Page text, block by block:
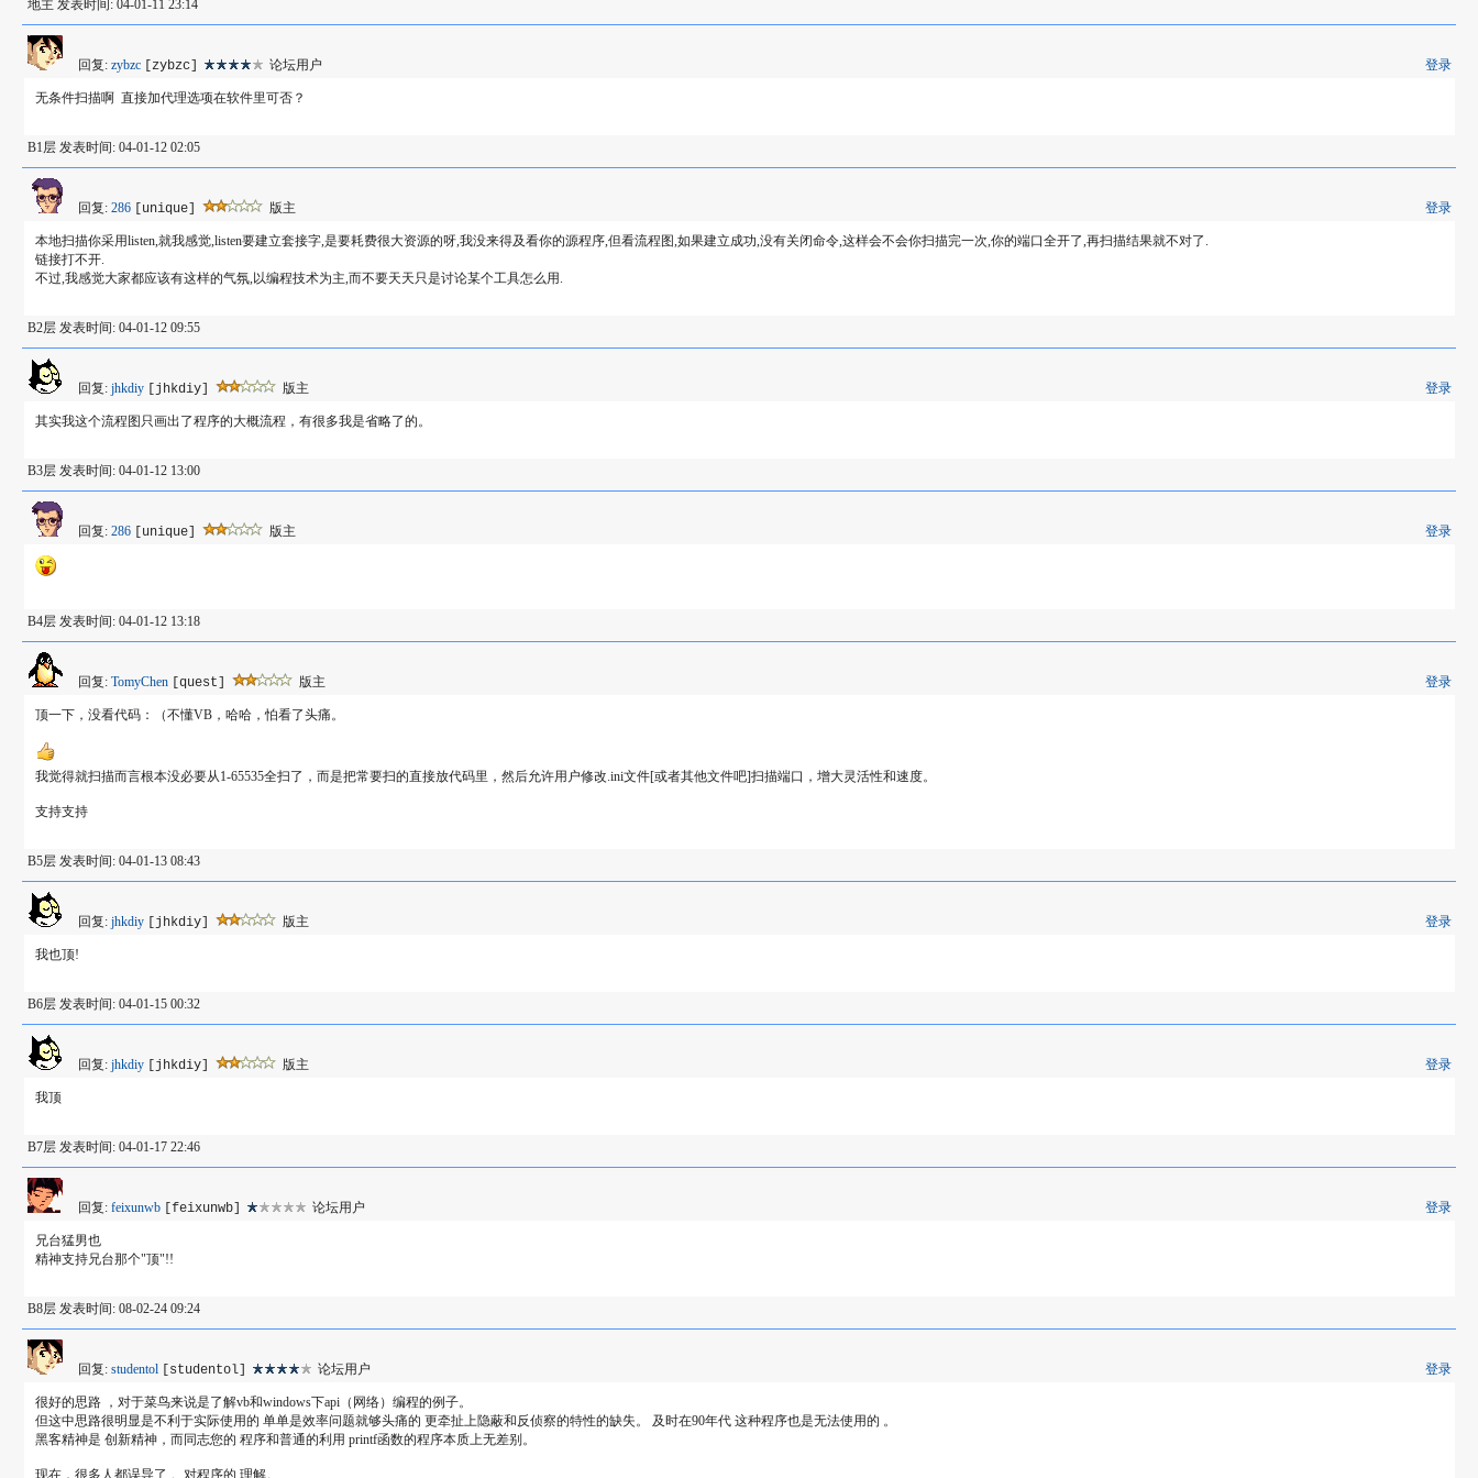
地主 发表时间: 04-01-11 23:14
回复: zybzc [zybzc] 论坛用户 登录
无条件扫描啊 直接加代理选项在软件里可否？
B1层 发表时间: 04-01-12 02:05
回复: 286 [unique] 版主 登录
本地扫描你采用listen,就我感觉,listen要建立套接字,是要耗费很大资源的呀,我没来得及看你的源程序,但看流程图,如果建立成功,没有关闭命令,这样会不会你扫描完一次,你的端口全开了,再扫描结果就不对了.
链接打不开.
不过,我感觉大家都应该有这样的气氛,以编程技术为主,而不要天天只是讨论某个工具怎么用.
B2层 发表时间: 04-01-12 09:55
回复: jhkdiy [jhkdiy] 版主 登录
其实我这个流程图只画出了程序的大概流程，有很多我是省略了的。
B3层 发表时间: 04-01-12 13:00
回复: 286 [unique] 版主 登录
B4层 发表时间: 04-01-12 13:18
回复: TomyChen [quest] 版主 登录
顶一下，没看代码：（不懂VB，哈哈，怕看了头痛。
我觉得就扫描而言根本没必要从1-65535全扫了，而是把常要扫的直接放代码里，然后允许用户修改.ini文件[或者其他文件吧]扫描端口，增大灵活性和速度。
支持支持
B5层 发表时间: 04-01-13 08:43
回复: jhkdiy [jhkdiy] 版主 登录
我也顶!
B6层 发表时间: 04-01-15 00:32
回复: jhkdiy [jhkdiy] 版主 登录
我顶
B7层 发表时间: 04-01-17 22:46
回复: feixunwb [feixunwb] 论坛用户 登录
兄台猛男也
精神支持兄台那个"顶"!!
B8层 发表时间: 08-02-24 09:24
回复: studentol [studentol] 论坛用户 登录
很好的思路 ，对于菜鸟来说是了解vb和windows下api（网络）编程的例子。
但这中思路很明显是不利于实际使用的 单单是效率问题就够头痛的 更牵扯上隐蔽和反侦察的特性的缺失。 及时在90年代 这种程序也是无法使用的 。
黑客精神是 创新精神，而同志您的 程序和普通的利用 printf函数的程序本质上无差别。
现在，很多人都误导了 。对程序的 理解。